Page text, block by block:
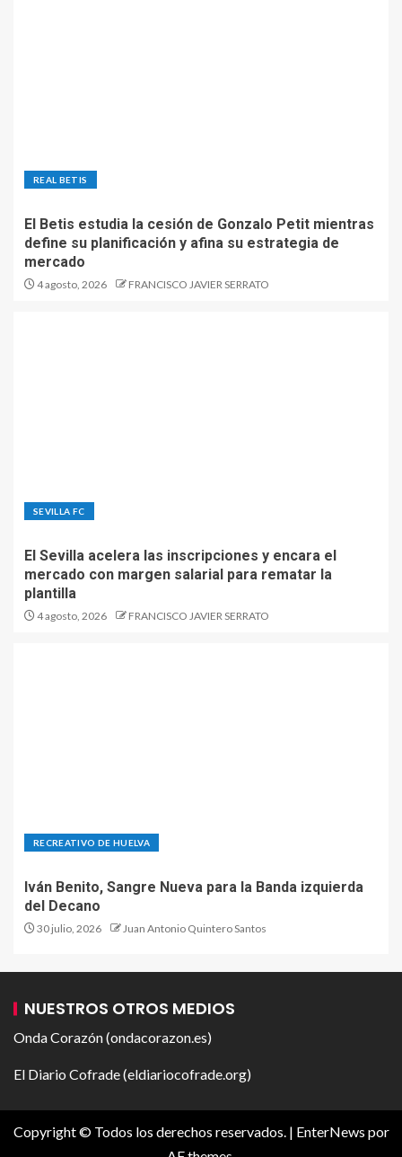
REAL BETIS
El Betis estudia la cesión de Gonzalo Petit mientras
define su planificación y afina su estrategia de
mercado
4 agosto, 2026 FRANCISCO JAVIER SERRATO
SEVILLA FC
El Sevilla acelera las inscripciones y encara el
mercado con margen salarial para rematar la
plantilla
4 agosto, 2026 FRANCISCO JAVIER SERRATO
RECREATIVO DE HUELVA
Iván Benito, Sangre Nueva para la Banda izquierda
del Decano
30 julio, 2026 Juan Antonio Quintero Santos
NUESTROS OTROS MEDIOS
Onda Corazón (ondacorazon.es)
El Diario Cofrade (eldiariocofrade.org)
Copyright © Todos los derechos reservados. | EnterNews por